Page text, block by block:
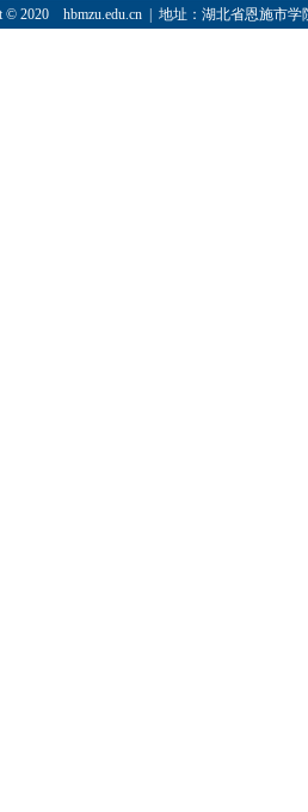
© 2020 hbmzu.edu.cn | 地址：湖北省恩施